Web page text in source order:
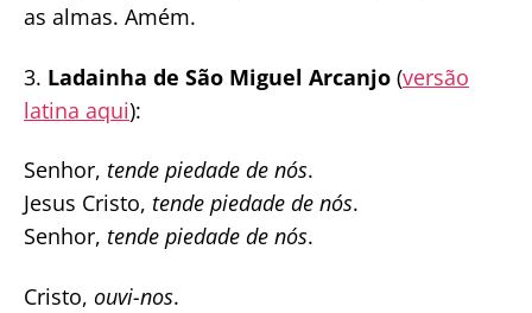
as almas. Amém.
3. Ladainha de São Miguel Arcanjo (versão
latina aqui):
Senhor, tende piedade de nós.
Jesus Cristo, tende piedade de nós.
Senhor, tende piedade de nós.
Cristo, ouvi-nos.